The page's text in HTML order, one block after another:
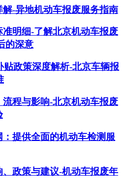
-异地机动车报废服务指南
明细-了解北京机动车报废
的深意
贴政策深度解析-北京车辆报
程与影响-北京机动车报废
提供全面的机动车检测服
政策与建议-机动车报废年